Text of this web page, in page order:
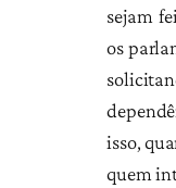
sejam
os
isso,
quem